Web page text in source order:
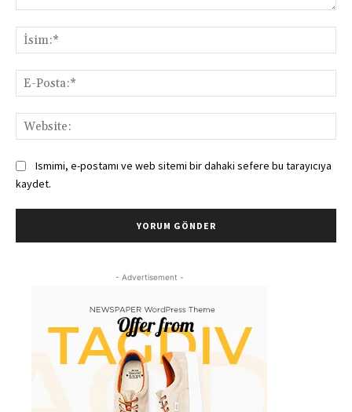
Ismimi, e-postamı ve web sitemi bir dahaki sefere bu tarayıcıya
kaydet.
- Advertisement -